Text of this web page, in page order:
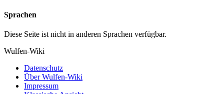
Sprachen
Diese Seite ist nicht in anderen Sprachen verfügbar.
Wulfen-Wiki
Datenschutz
Über Wulfen-Wiki
Impressum